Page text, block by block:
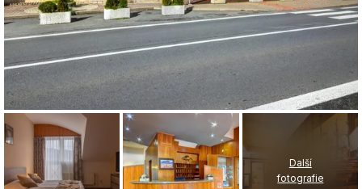
Další
fotografie